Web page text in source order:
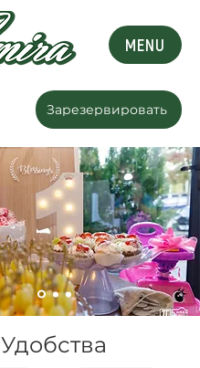
MENU
Зарезервировать
Удобства